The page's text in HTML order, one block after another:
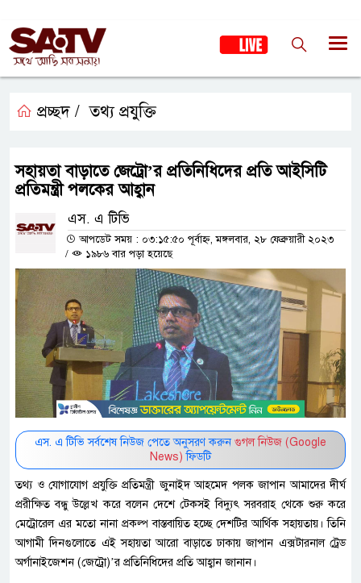
প্রচ্ছদ / তথ্য প্রযুক্তি
সহায়তা বাড়াতে জেট্রো’র প্রতিনিধিদের প্রতি আইসিটি
প্রতিমন্ত্রী পলকের আহ্বান
এস. এ টিভি
আপডেট সময় : ০৩:১৫:৫০ পূর্বাহ্ন, মঙ্গলবার, ২৮ ফেব্রুয়ারী ২০২৩
/
১৯৮৬ বার পড়া হয়েছে
এস. এ টিভি সর্বশেষ নিউজ পেতে অনুসরণ করুন গুগল নিউজ (Google
News) ফিডটি
তথ্য ও যোগাযোগ প্রযুক্তি প্রতিমন্ত্রী জুনাইদ আহমেদ পলক জাপান আমাদের দীর্ঘ
প্ররীক্ষিত বন্ধু উল্লেখ করে বলেন দেশে টেকসই বিদ্যুৎ সরবরাহ থেকে শুরু করে
মেট্রোরেল এর মতো নানা প্রকল্প বাস্তবায়িত হচ্ছে দেশটির আর্থিক সহায়তায়। তিনি
আগামী দিনগুলোতে এই সহায়তা আরো বাড়াতে ঢাকায় জাপান এক্সটারনাল ট্রেড
অর্গানাইজেশন (জেট্রো)’র প্রতিনিধিদের প্রতি আহ্বান জানান।